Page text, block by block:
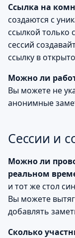
Ссылка на
создаются с
ссылкой только
сессий
ссылку в
Можно ли
Вы можете не
анонимные
Сессии и
Можно ли
реальном
и тот же стол
Вы можете
добавлять
Сколько